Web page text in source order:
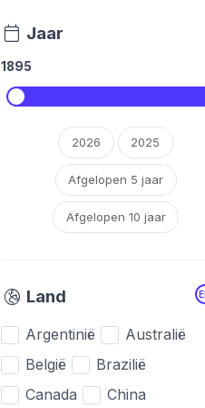
Jaar
1895
2026 2025
Afgelopen 5 jaar
Afgelopen 10 jaar
Land
Argentinië
Australië
België
Brazilië
Canada
China